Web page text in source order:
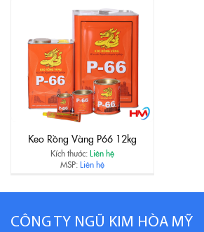
Keo Rồng Vàng P66 12kg
Kích thước:Liên hệ
MSP:Liên hệ
CÔNG TY NGŨ KIM HÒA MỸ